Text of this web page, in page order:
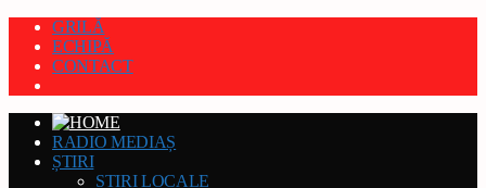
GRILĂ
ECHIPĂ
CONTACT
RADIO MEDIAȘ
ȘTIRI
STIRI LOCALE